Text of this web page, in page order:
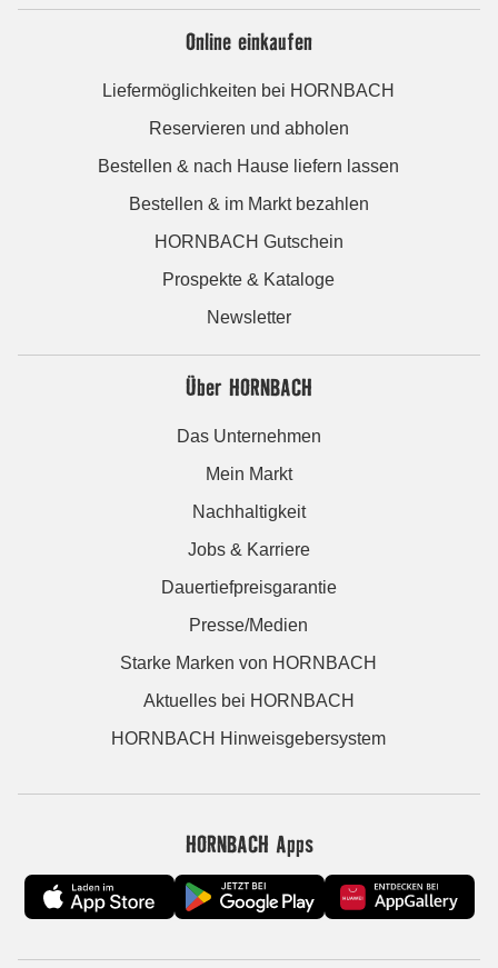
Online einkaufen
Liefermöglichkeiten bei HORNBACH
Reservieren und abholen
Bestellen & nach Hause liefern lassen
Bestellen & im Markt bezahlen
HORNBACH Gutschein
Prospekte & Kataloge
Newsletter
Über HORNBACH
Das Unternehmen
Mein Markt
Nachhaltigkeit
Jobs & Karriere
Dauertiefpreisgarantie
Presse/Medien
Starke Marken von HORNBACH
Aktuelles bei HORNBACH
HORNBACH Hinweisgebersystem
HORNBACH Apps